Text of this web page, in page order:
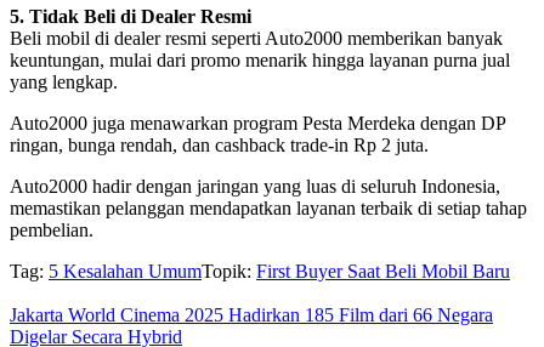
5. Tidak Beli di Dealer Resmi
Beli mobil di dealer resmi seperti Auto2000 memberikan banyak
keuntungan, mulai dari promo menarik hingga layanan purna jual
yang lengkap.
Auto2000 juga menawarkan program Pesta Merdeka dengan DP
ringan, bunga rendah, dan cashback trade-in Rp 2 juta.
Auto2000 hadir dengan jaringan yang luas di seluruh Indonesia,
memastikan pelanggan mendapatkan layanan terbaik di setiap tahap
pembelian.
Tag: 5 Kesalahan UmumTopik: First Buyer Saat Beli Mobil Baru
Jakarta World Cinema 2025 Hadirkan 185 Film dari 66 Negara
Digelar Secara Hybrid